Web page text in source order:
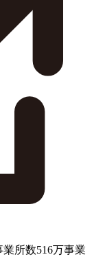
所数516万事業